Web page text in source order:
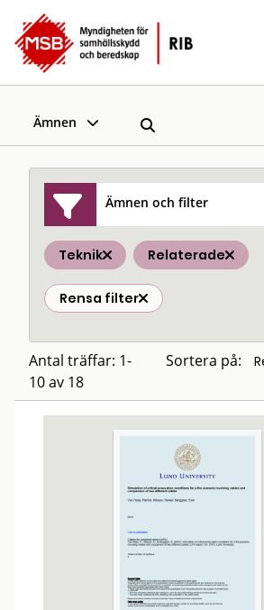
Ämnen
Ämnen och filter
Teknik Relaterade
Rensa filter
Antal träffar: 1-
10 av 18
Sortera på: